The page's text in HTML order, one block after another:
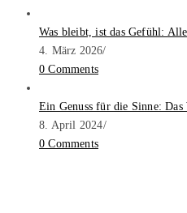
Was bleibt, ist das Gefühl:
4. März 2026/
0 Comments
Ein Genuss für die Sinne:
8. April 2024/
0 Comments